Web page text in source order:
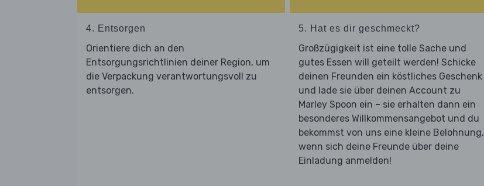
4. Entsorgen
Orientiere dich an den
Entsorgungsrichtlinien deiner Region, um
die Verpackung verantwortungsvoll zu
entsorgen.
5. Hat es dir geschmeckt?
Großzügigkeit ist eine tolle Sache und
gutes Essen will geteilt werden! Schicke
deinen Freunden ein köstliches Geschenk
und lade sie über deinen Account zu
Marley Spoon ein – sie erhalten dann ein
besonderes Willkommensangebot und du
bekommst von uns eine kleine Belohnung,
wenn sich deine Freunde über deine
Einladung anmelden!